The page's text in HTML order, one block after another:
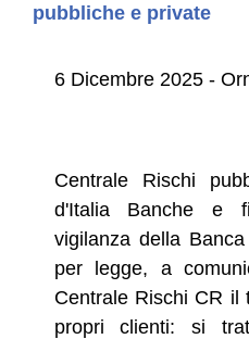
pubbliche e private
6 Dicembre 2025 -
Centrale Rischi
d'Italia Banche e
vigilanza della
per legge, a
Centrale Rischi CR il
propri clienti: si